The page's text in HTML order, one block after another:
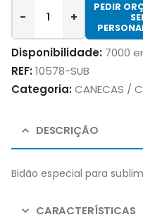
- +
PEDIR
Disponibilidade: 7000
REF:10578-SUB
Categoria:CANECAS /
DESCRIÇÃO
Bidão especial para
CARACTERÍSTICAS